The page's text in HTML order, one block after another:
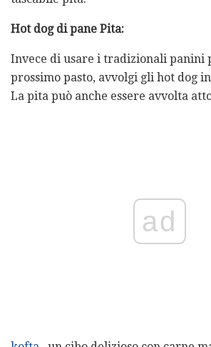
Hot dog di pane Pita:
Invece di usare i tradizionali panini
prossimo pasto, avvolgi gli hot dog
La pita può anche essere avvolta
ad